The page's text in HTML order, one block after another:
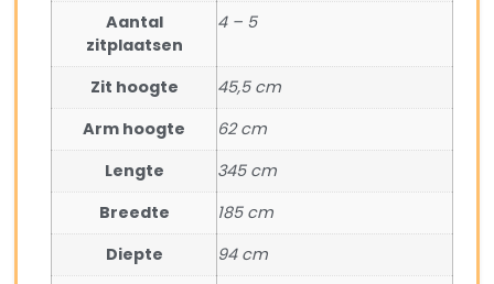
Aantal
zitplaatsen
4 – 5
Zit hoogte
45,5 cm
Arm hoogte
62 cm
Lengte
345 cm
Breedte
185 cm
Diepte
94 cm